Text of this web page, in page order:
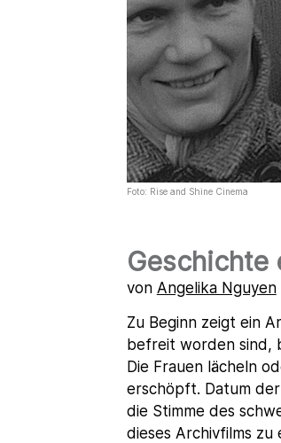
Foto: Rise and Shine Cinema
Geschichte
von Angelika Nguyen
Zu Beginn zeigt ein
befreit worden sind,
Die Frauen lächeln
erschöpft. Datum
die Stimme des
dieses Archivfilms zu